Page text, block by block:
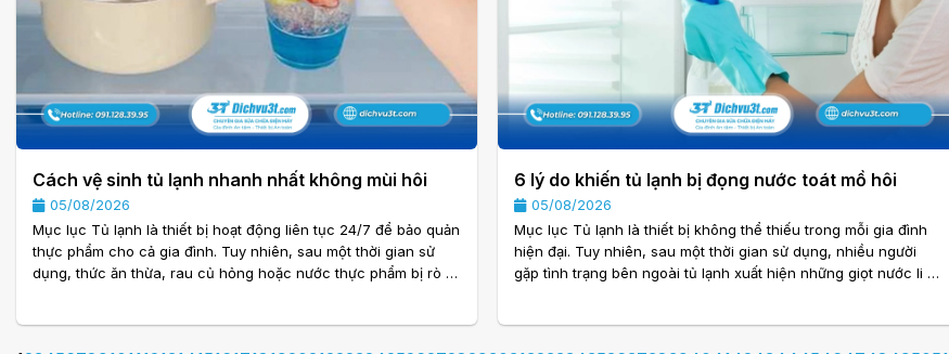
Cách vệ sinh tủ lạnh nhanh nhất không mùi hôi
05/08/2026
Mục lục Tủ lạnh là thiết bị hoạt động liên tục 24/7 để bảo quản
thực phẩm cho cả gia đình. Tuy nhiên, sau một thời gian sử
dụng, thức ăn thừa, rau củ hỏng hoặc nước thực phẩm bị rò rỉ
6 lý do khiến tủ lạnh bị đọng nước toát mồ hôi
05/08/2026
Mục lục Tủ lạnh là thiết bị không thể thiếu trong mỗi gia đình
hiện đại. Tuy nhiên, sau một thời gian sử dụng, nhiều người
gặp tình trạng bên ngoài tủ lạnh xuất hiện những giọt nước li ti